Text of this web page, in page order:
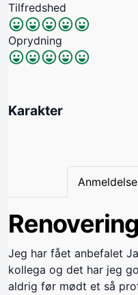
Tilfredshed
Oprydning
Karakter
Anmeldelse
Jeg har fået anbefalet
kollega og det har jeg
aldrig før mødt et så